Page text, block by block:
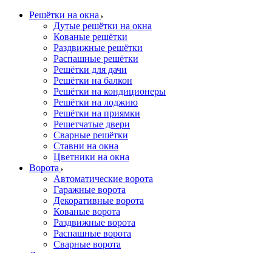
Решётки на окна
Дутые решётки на окна
Кованые решётки
Раздвижные решётки
Распашные решётки
Решётки для дачи
Решётки на балкон
Решётки на кондиционеры
Решётки на лоджию
Решётки на приямки
Решетчатые двери
Сварные решётки
Ставни на окна
Цветники на окна
Ворота
Автоматические ворота
Гаражные ворота
Декоративные ворота
Кованые ворота
Раздвижные ворота
Распашные ворота
Сварные ворота